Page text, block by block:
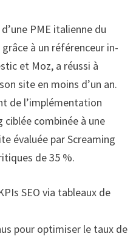
PME italienne du
à un référenceur in-
et Moz, a réussi à
site en moins d’un an.
de l’implémentation
combinée à une
évaluée par Screaming
de 35 %.
SEO via tableaux de
pour optimiser le taux de